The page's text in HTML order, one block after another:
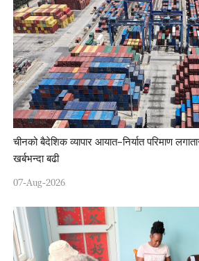
चीनको बैदेशिक व्यापार आयात–निर्यात परिमाण
खर्बभन्दा बढी
07-Aug-2026